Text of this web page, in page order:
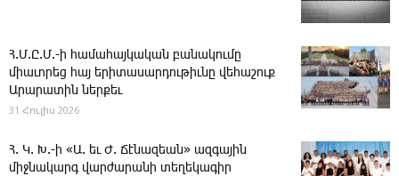
Հ.Մ.Ը.Մ.-ի համահայկական բանակումը
միաւորեց հայ երիտասարդութիւնը վեհաշուք
Արարատին ներքեւ
31 Հուլիս 2026
Հ. Կ. Խ.-ի «Ա. եւ Ժ. ­Ճէնազեան» ազգային
միջնակարգ վարժարանի տեղեկագիր